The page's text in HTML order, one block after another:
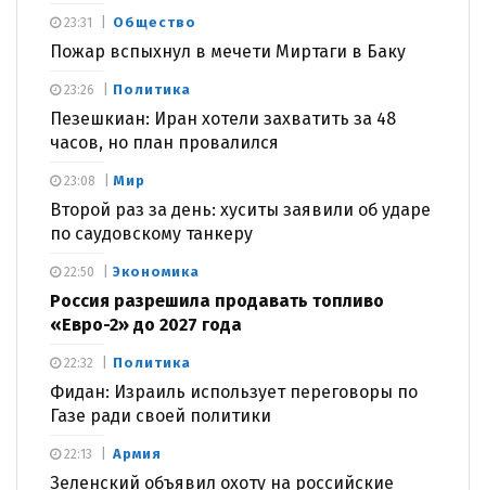
Общество
Пожар вспыхнул в мечети Миртаги в Баку
23:31
Политика
Пезешкиан: Иран хотели захватить за 48
часов, но план провалился
23:26
Мир
Второй раз за день: хуситы заявили об ударе
по саудовскому танкеру
23:08
Экономика
Россия разрешила продавать топливо
«Евро-2» до 2027 года
22:50
Политика
Фидан: Израиль использует переговоры по
Газе ради своей политики
22:32
Армия
Зеленский объявил охоту на российские
22:13